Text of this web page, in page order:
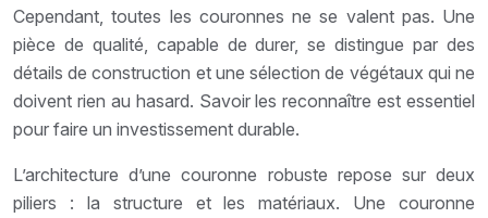
Cependant, toutes les couronnes ne se valent pas. Une
pièce de qualité, capable de durer, se distingue par des
détails de construction et une sélection de végétaux qui ne
doivent rien au hasard. Savoir les reconnaître est essentiel
pour faire un investissement durable.
L’architecture d’une couronne robuste repose sur deux
piliers : la structure et les matériaux. Une couronne